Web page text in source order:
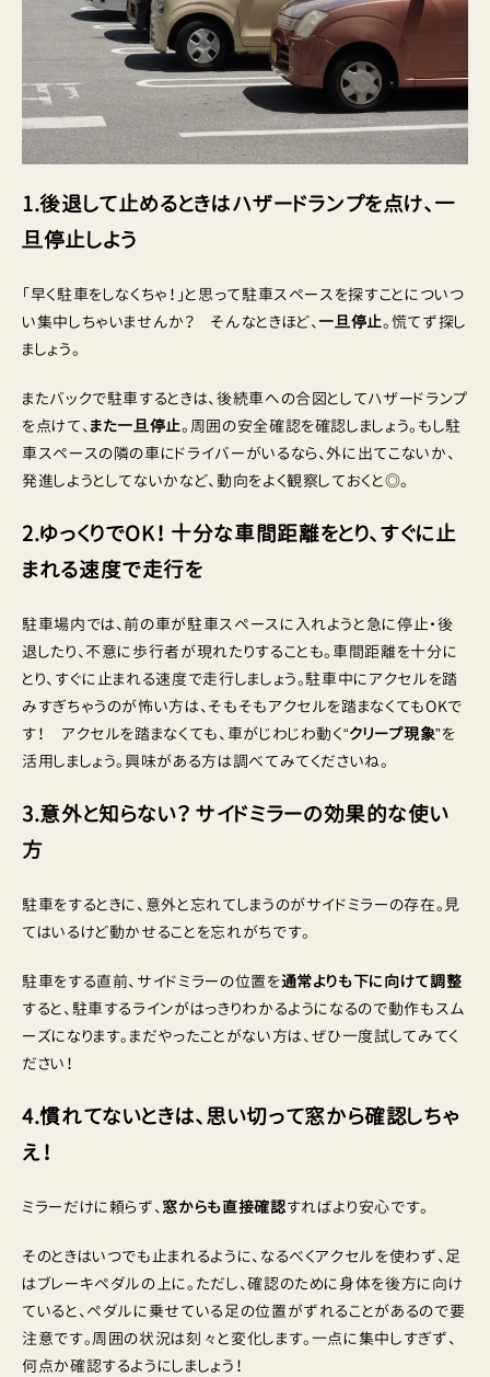
1.後退して止めるときはハザードランプを点け、一
旦停止しよう
「早く駐車をしなくちゃ！」と思って駐車スペースを探すことについつ
い集中しちゃいませんか？ そんなときほど、一旦停止。慌てず探し
ましょう。
またバックで駐車するときは、後続車への合図としてハザードランプ
を点けて、 また一旦停止。周囲の安全確認を確認しましょう。もし駐
車スペースの隣の車にドライバーがいるなら、外に出てこないか、
発進しようとしてないかなど、動向をよく観察しておくと◎。
2.ゆっくりでOK！ 十分な車間距離をとり、すぐに止
まれる速度で走行を
駐車場内では、前の車が駐車スペースに入れようと急に停止・後
退したり、不意に歩行者が現れたりすることも。車間距離を十分に
とり、すぐに止まれる速度で走行しましょう。駐車中にアクセルを踏
みすぎちゃうのが怖い方は、そもそもアクセルを踏まなくてもOKで
す！ アクセルを踏まなくても、車がじわじわ動く“クリープ現象”を
活用しましょう。興味がある方は調べてみてくださいね。
3.意外と知らない？ サイドミラーの効果的な使い
方
駐車をするときに、意外と忘れてしまうのがサイドミラーの存在。見
てはいるけど動かせることを忘れがちです。
駐車をする直前、サイドミラーの位置を通常よりも下に向けて調整
すると、駐車するラインがはっきりわかるようになるので動作もスム
ーズになります。まだやったことがない方は、ぜひ一度試してみてく
ださい！
4.慣れてないときは、思い切って窓から確認しちゃ
え！
ミラーだけに頼らず、 窓からも直接確認すればより安心です。
そのときはいつでも止まれるように、なるべくアクセルを使わず、足
はブレーキペダルの上に。ただし、確認のために身体を後方に向け
ていると、ペダルに乗せている足の位置がずれることがあるので要
注意です。周囲の状況は刻々と変化します。一点に集中しすぎず、
何点か確認するようにしましょう！